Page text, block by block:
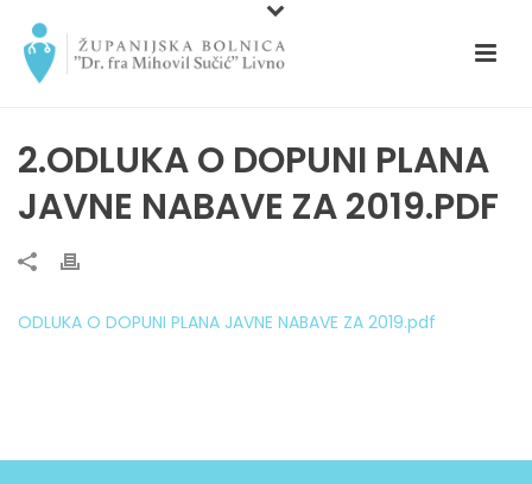
2.ODLUKA O DOPUNI PLANA
JAVNE NABAVE ZA 2019.PDF
ODLUKA O DOPUNI PLANA JAVNE NABAVE ZA 2019.pdf